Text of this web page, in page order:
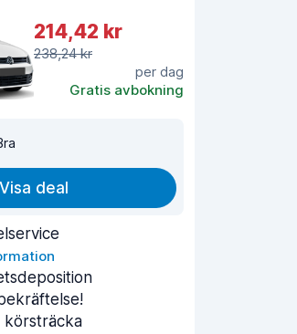
214,42 kr
238,24 kr
per dag
Gratis avbokning
Visa deal
körsträcka